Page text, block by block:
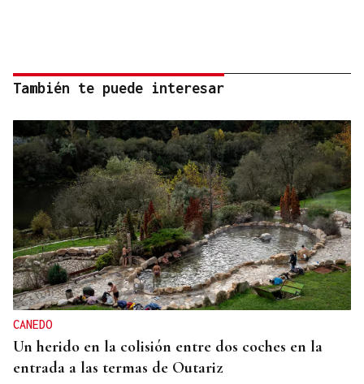
También te puede interesar
CANEDO
Un herido en la colisión entre dos coches en la
entrada a las termas de Outariz